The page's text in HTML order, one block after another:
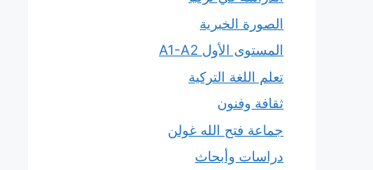
الصورة الخبرية
المستوى الأول A1-A2
تعلم اللغة التركية
ثقافة وفنون
جماعة فتح الله غولن
دراسات وأبحاث